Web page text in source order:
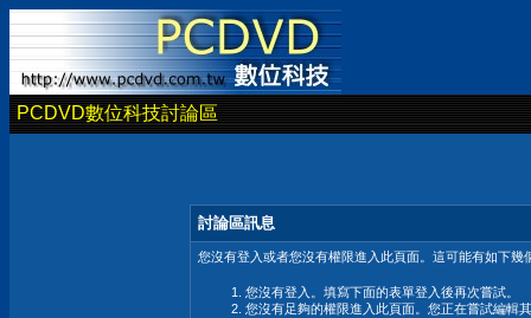
PCDVD數位科技討論區
討論區訊息
您沒有登入或者您沒有權限進入此頁面。這可能有如下幾
您沒有登入。填寫下面的表單登入後再次嘗試。
您沒有足夠的權限進入此頁面。您正在嘗試編輯